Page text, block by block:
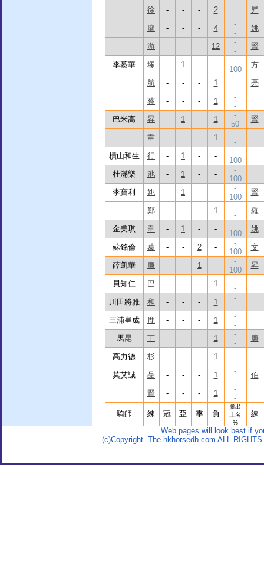
徐 - - - 2
-
-
昇
廖 - - - 4
-
-
姚
游 - - - 12
-
-
賢
李慕華 塚 - 1 - -
-
100
方
航 - - - 1
-
-
亮
蔡 - - - 1
-
-
巴米高
昇 - 1 - 1
-
50
賢
韋 - - - 1
-
-
橫山和生
行 - 1 - -
-
100
杜滿樂
池 - 1 - -
-
100
李寶利
姚 - 1 - -
-
100
賢
鄭 - - - 1
-
-
羅
金美琪 韋 - 1 - -
-
100
姚
蘇銘倫 葛 - - 2 -
-
100
文
薛凱華 廉 - - 1 -
-
100
昇
貝知仁 巴 - - - 1
-
-
川田將雅
和 - - - 1
-
-
三浦皇成
鹿 - - - 1
-
-
馬昆
丁 - - - 1
-
-
廉
高力德 杉 - - - 1
-
-
莫艾誠
品 - - - 1
-
-
伯
賢 - - - 1
-
-
騎師
練 冠 亞 季 負
勝出
上名
%
練
Web pages will look best if
(c)Copyright. The hkhorsedb.com ALL